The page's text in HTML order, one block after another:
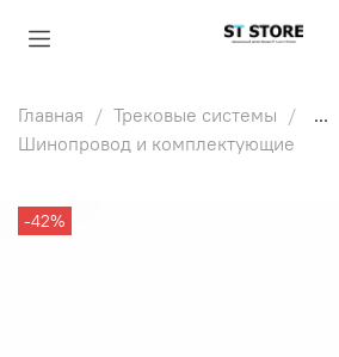
Главная Трековые системы
...
Шинопровод и комплектующие
-42%